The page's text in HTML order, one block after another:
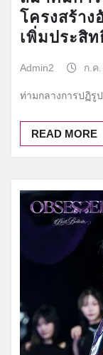
โครงสร้าง
เพิ่มประสิ
Admin2 ก.ค
ท่ามกลางการปฏิรู
READ MORE